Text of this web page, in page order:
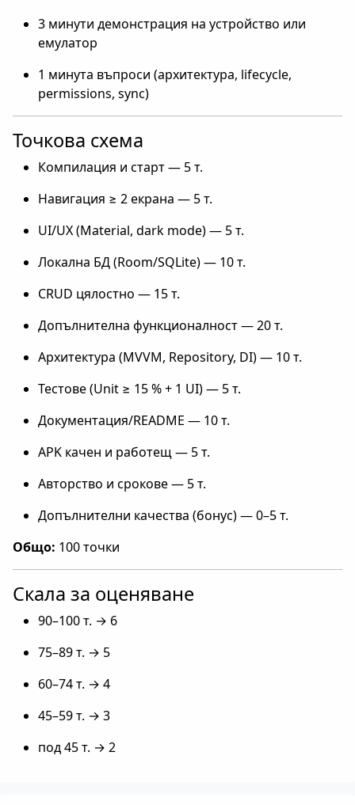
3 минути демонстрация на устройство или
емулатор
1 минута въпроси (архитектура, lifecycle,
permissions, sync)
Точкова схема
Компилация и старт — 5 т.
Навигация ≥ 2 екрана — 5 т.
UI/UX (Material, dark mode) — 5 т.
Локална БД (Room/SQLite) — 10 т.
CRUD цялостно — 15 т.
Допълнителна функционалност — 20 т.
Архитектура (MVVM, Repository, DI) — 10 т.
Тестове (Unit ≥ 15 % + 1 UI) — 5 т.
Документация/README — 10 т.
APK качен и работещ — 5 т.
Авторство и срокове — 5 т.
Допълнителни качества (бонус) — 0–5 т.
Общо: 100 точки
Скала за оценяване
90–100 т. → 6
75–89 т. → 5
60–74 т. → 4
45–59 т. → 3
под 45 т. → 2